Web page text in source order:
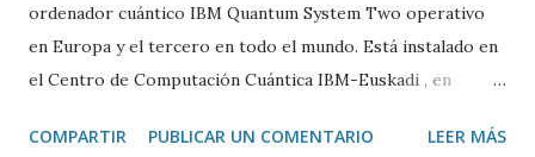
ordenador cuántico IBM Quantum System Two operativo
en Europa y el tercero en todo el mundo. Está instalado en
el Centro de Computación Cuántica IBM-Euskadi , en
siete metros de ancho por 4 de alto. Está encerrado en una
COMPARTIR PUBLICAR UN COMENTARIO LEER MÁS